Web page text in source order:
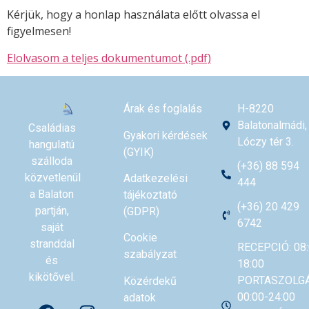
Kérjük, hogy a honlap használata előtt olvassa el
figyelmesen!
Elolvasom a teljes dokumentumot (.pdf)
Családias
hangulatú
szálloda
közvetlenül
a Balaton
partján,
saját
stranddal
és
kikötővel.
Árak és foglalás
Gyakori kérdések
(GYIK)
Adatkezelési
tájékoztató
(GDPR)
Cookie
szabályzat
Közérdekű
adatok
H-8220
Balatonalmádi,
Lóczy tér 3.
(+36) 88 594
444
(+36) 20 429
6742
RECEPCIÓ:
18:00
00:00-24:00